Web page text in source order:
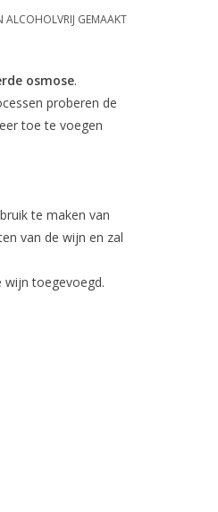
ALCOHOLVRIJ GEMAAKT
osmose.
proberen de
toe te voegen
te maken van
van de wijn en zal
wijn toegevoegd.